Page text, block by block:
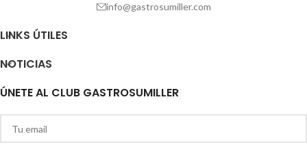
info@gastrosumiller.com
LINKS ÚTILES
NOTICIAS
ÚNETE AL CLUB GASTROSUMILLER